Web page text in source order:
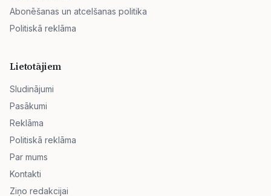
Abonēšanas un atcelšanas politika
Politiskā reklāma
Lietotājiem
Sludinājumi
Pasākumi
Reklāma
Politiskā reklāma
Par mums
Kontakti
Ziņo redakcijai